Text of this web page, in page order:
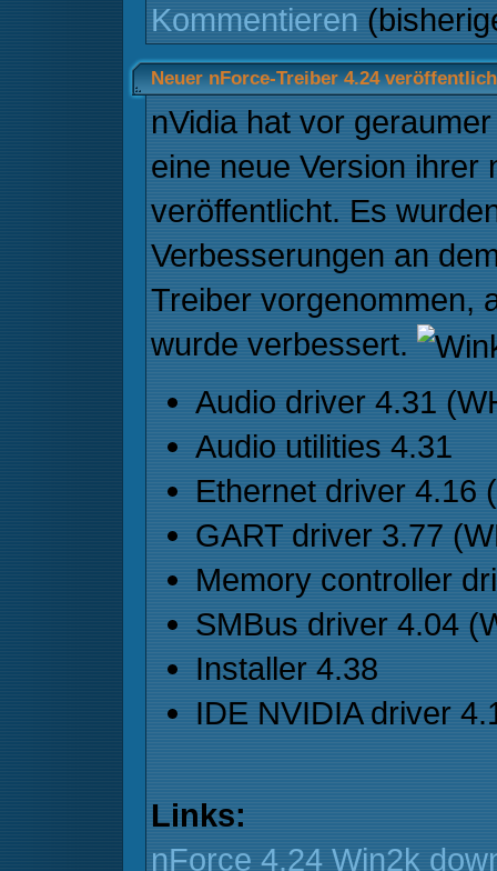
Kommentieren
Neuer nForce-Treiber 4.24
nVidia hat vor
eine neue Version ihrer
veröffentlicht. Es
Verbesserungen an
Treiber vorgenommen,
wurde verbessert.
Audio driver 4.31
Audio utilities 4.31
Ethernet driver 4.16
GART driver 3.77
Memory controller
SMBus driver 4.04
Installer 4.38
IDE NVIDIA driver
Links:
nForce 4.24 Win2k